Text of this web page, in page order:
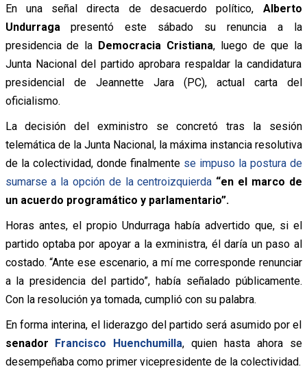
En una señal directa de desacuerdo político, Alberto
Undurraga presentó este sábado su renuncia a la
presidencia de la Democracia Cristiana, luego de que la
Junta Nacional del partido aprobara respaldar la candidatura
presidencial de Jeannette Jara (PC), actual carta del
oficialismo.
La decisión del exministro se concretó tras la sesión
telemática de la Junta Nacional, la máxima instancia resolutiva
de la colectividad, donde finalmente se impuso la postura de
sumarse a la opción de la centroizquierda “en el marco de
un acuerdo programático y parlamentario”.
Horas antes, el propio Undurraga había advertido que, si el
partido optaba por apoyar a la exministra, él daría un paso al
costado. “Ante ese escenario, a mí me corresponde renunciar
a la presidencia del partido”, había señalado públicamente.
Con la resolución ya tomada, cumplió con su palabra.
En forma interina, el liderazgo del partido será asumido por el
senador Francisco Huenchumilla, quien hasta ahora se
desempeñaba como primer vicepresidente de la colectividad.